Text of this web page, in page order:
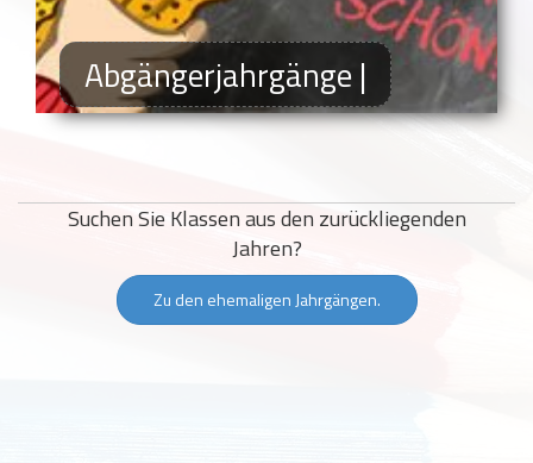
Abgängerjahrgänge |
Suchen Sie Klassen aus den zurückliegenden
Jahren?
Zu den ehemaligen Jahrgängen.